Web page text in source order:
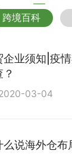
跨境百科
企业须知|疫
03-04
么说海外仓